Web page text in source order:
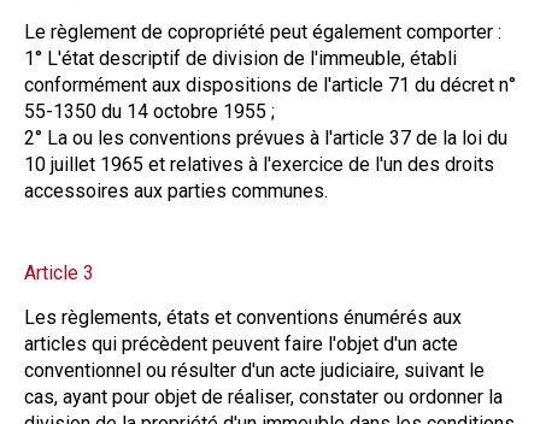
Le règlement de copropriété peut également comporter :
1° L'état descriptif de division de l'immeuble, établi
conformément aux dispositions de l'article 71 du décret n°
55-1350 du 14 octobre 1955 ;
2° La ou les conventions prévues à l'article 37 de la loi du
10 juillet 1965 et relatives à l'exercice de l'un des droits
accessoires aux parties communes.
Article 3
Les règlements, états et conventions énumérés aux
articles qui précèdent peuvent faire l'objet d'un acte
conventionnel ou résulter d'un acte judiciaire, suivant le
cas, ayant pour objet de réaliser, constater ou ordonner la